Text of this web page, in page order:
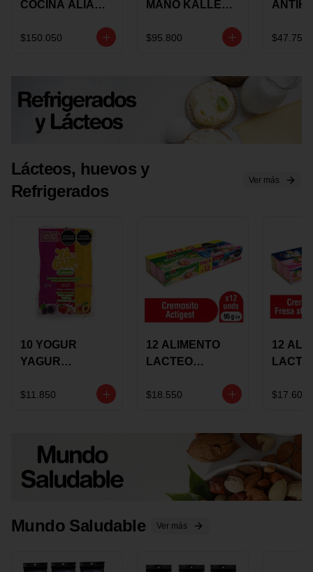
COCINA ALIADA
PIEZAS
$150.050
MANO KALLEY
VELOCIDADES
$95.800
TAPA
$47.750
Lácteos, huevos y
Refrigerados
Ver más
10 YOGUR
YAGUR
150ML SURTIDO
$11.850
12 ALIMENTO
LACTEO
ALQUERIA
$18.550
12
$17.600
Mundo Saludable Ver más